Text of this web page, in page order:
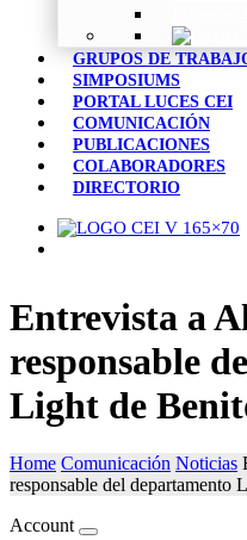
GRUPOS DE
SIMPOSIUMS
PORTAL LUCES CEI
COMUNICACIÓN
PUBLICACIONES
COLABORADORES
DIRECTORIO
Entrevista a
responsable
Light de
Home Comunicación Noticias
responsable del departamento
Account